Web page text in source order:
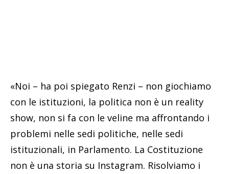
«Noi – ha poi spiegato Renzi – non giochiamo
con le istituzioni, la politica non è un reality
show, non si fa con le veline ma affrontando i
problemi nelle sedi politiche, nelle sedi
istituzionali, in Parlamento. La Costituzione
non è una storia su Instagram. Risolviamo i